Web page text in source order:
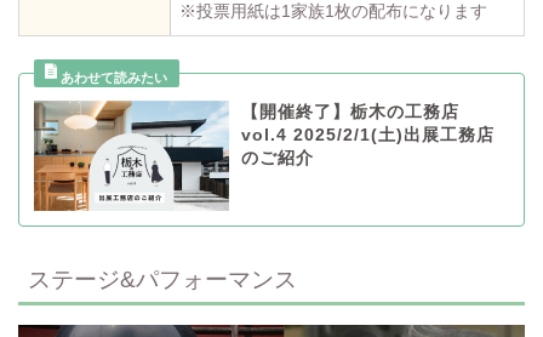
※投票用紙は1家族1枚の配布になります
【開催終了】栃木の工務店
vol.4 2025/2/1(土)出展工務店
のご紹介
ステージ&パフォーマンス